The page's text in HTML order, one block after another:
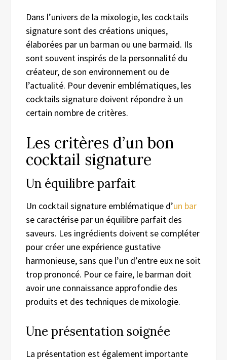
Dans l’univers de la mixologie, les cocktails
signature sont des créations uniques,
élaborées par un barman ou une barmaid. Ils
sont souvent inspirés de la personnalité du
créateur, de son environnement ou de
l’actualité. Pour devenir emblématiques, les
cocktails signature doivent répondre à un
certain nombre de critères.
Les critères d’un bon
cocktail signature
Un équilibre parfait
Un cocktail signature emblématique d’un bar
se caractérise par un équilibre parfait des
saveurs. Les ingrédients doivent se compléter
pour créer une expérience gustative
harmonieuse, sans que l’un d’entre eux ne soit
trop prononcé. Pour ce faire, le barman doit
avoir une connaissance approfondie des
produits et des techniques de mixologie.
Une présentation soignée
La présentation est également importante